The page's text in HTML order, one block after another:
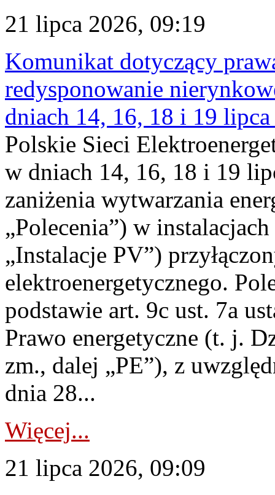
21 lipca 2026, 09:19
Komunikat dotyczący
redysponowanie
dniach 14, 16, 18 i 19
Polskie Sieci
w dniach 14, 16, 18 i 19
zaniżenia wytwarzania
„Polecenia”) w
„Instalacje PV”)
elektroenergetycznego.
podstawie art. 9c ust. 7a
Prawo energetyczne (t. j.
zm., dalej „PE”), z
dnia 28...
Więcej...
21 lipca 2026, 09:09